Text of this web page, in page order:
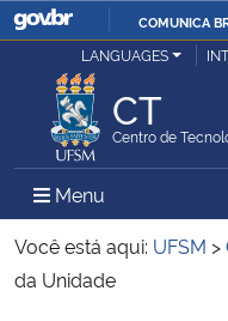
COMUNICA
Ministério da Justiça e
Ministério da Defesa
Ministério das Relações
LANGUAGES
CT
Centro de
Menu Menu
Você está aqui: UFSM >
da Unidade